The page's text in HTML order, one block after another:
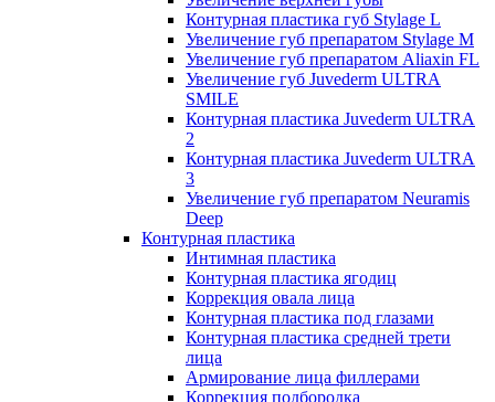
Контурная пластика губ Stylage L
Увеличение губ препаратом Stylage M
Увеличение губ препаратом Aliaxin FL
Увеличение губ Juvederm ULTRA
SMILE
Контурная пластика Juvederm ULTRA
2
Контурная пластика Juvederm ULTRA
3
Увеличение губ препаратом Neuramis
Deep
Контурная пластика
Интимная пластика
Контурная пластика ягодиц
Коррекция овала лица
Контурная пластика под глазами
Контурная пластика средней трети
лица
Армирование лица филлерами
Коррекция подбородка